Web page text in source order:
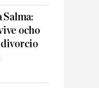
ocho
divorcio